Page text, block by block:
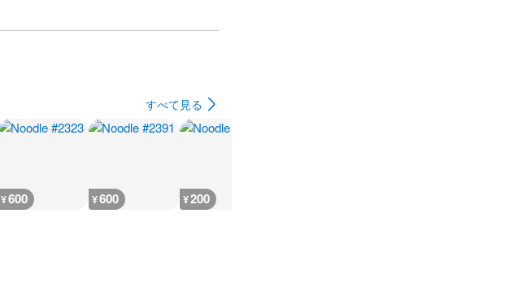
すべて見る
¥600 ¥600 ¥200